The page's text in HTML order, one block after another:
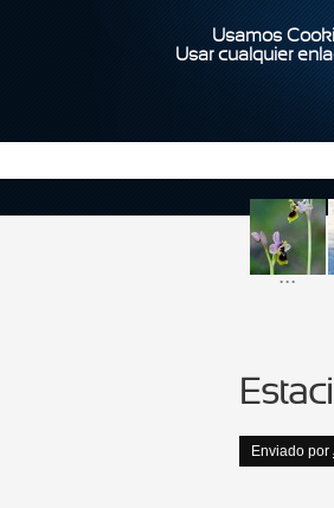
Usamos
Usar cualquier
...
Enviado por